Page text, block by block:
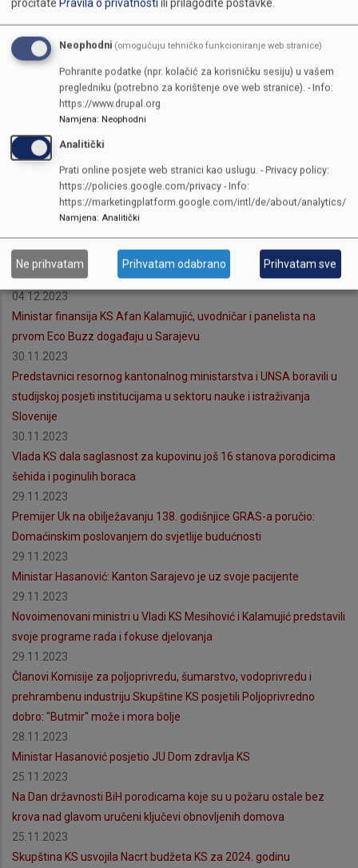
Vlada KS izdvojila pola miliona KM za unapređenje funkcionalnosti
i sigurnosti Centra Skenderija
06.12.2023
Delegacija Saudijskog fonda za razvoj posjetila UNSA
05.12.2023
Obilježena 31. godišnjica Prve slavne viteške brigade
05.12.2023
Komisija za jednakopravnost spolova: Ujednačiti prakse
postupanja u slučajevima nasilja nad ženama i nasilja u porodici
05.12.2023
Okončana Deseta radna sjednica Skupštine KS
04.12.2023
Ministar Hasanović posjetio Opću bolnicu
04.12.2023
Ministar finansija KS Afan Kalamujić, uvodničar i panelista na
prvom Eco Buzz događaju u Sarajevu
30.11.2023
Predstavnici resornog kantonalnog ministarstva i UNSA boravili u
studijskoj posjeti institucijama u sektoru nauke i istraživanja
Slovenije
30.11.2023
Vlada KS dala saglasnost za kupovinu još 16 stanova porodicima
šehida i poginulih boraca
29.11.2023
Premijer Uk na obilježavanju 138. godišnjice GRAS-a poručio:
Domaćinskim poslovanjem do svjetlije budućnosti
29.11.2023
Ministar Hasanović: Kanton Sarajevo je uz svoje pacijente
29.11.2023
Novoimenovani ministri u Vladi KS Mesihović i Kalamujić predstavili
svoje programe rada i fokuse djelovanja
29.11.2023
Članovi Komisije za poljoprivredu, šumarstvo, vodoprivredu i
prehrambenu industriju Skupštine KS posjetili Poljoprivredno
dobro: "Butmir" može i mora bolje
28.11.2023
Ministar Hasanović posjetio JU Dom zdravlja KS
25.11.2023
Na Dan državnosti BiH porodicama koje su u požaru ostale bez
krova nad glavom uručeni ključevi obnovljenih domova
25.11.2023
Skupština KS usvojila Nacrt budžeta KS za 2024. godinu
pročitate Pravila o privatnosti ili prilagodite postavke.
Neophodni (omogućuju tehničko funkcioniranje web stranice)
Pohranite podatke (npr. kolačić za korisničku sesiju) u vašem
pregledniku (potrebno za korištenje ove web stranice). - Info:
https://www.drupal.org
Namjena: Neophodni
Analitički
Prati online posjete web stranici kao uslugu. - Privacy policy:
https://policies.google.com/privacy - Info:
https://marketingplatform.google.com/intl/de/about/analytics/
Namjena: Analitički
Ne prihvatam Prihvatam odabrano Prihvatam sve